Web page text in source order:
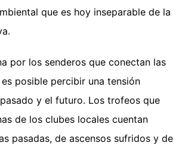
que es hoy inseparable de la
por los senderos que conectan las
posible percibir una tensión
y el futuro. Los trofeos que
de los clubes locales cuentan
pasadas, de ascensos sufridos y de